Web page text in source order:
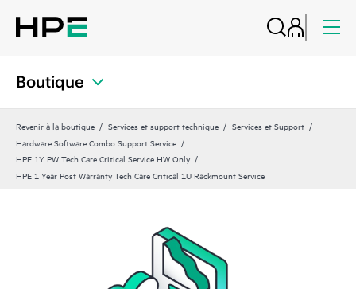
Boutique
Revenir à la boutique Services et support technique
Services et Support
Hardware Software Combo Support Service
HPE 1Y PW Tech Care Critical Service HW Only
HPE 1 Year Post Warranty Tech Care Critical 1U Rackmount Service